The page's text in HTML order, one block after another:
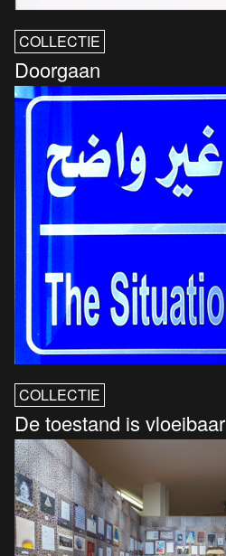
COLLECTIE
Doorgaan
COLLECTIE
De toestand is vloeibaar